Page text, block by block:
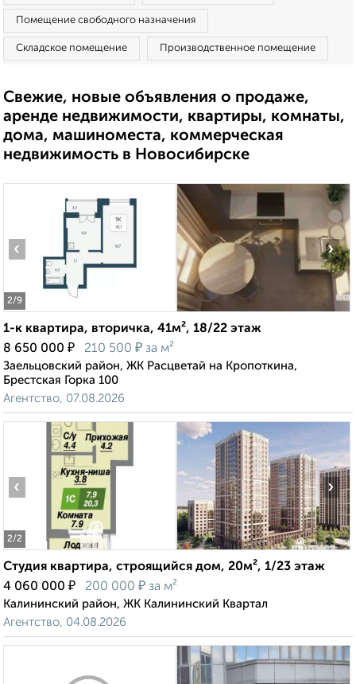
Помещение свободного назначения
Складское помещение Производственное помещение
Свежие, новые объявления о продаже,
аренде недвижимости, квартиры, комнаты,
дома, машиноместа, коммерческая
недвижимость в Новосибирске
2/9
‹ ›
1-к квартира, вторичка, 41м², 18/22 этаж
8 650 000 ₽ 210 500 ₽ за м²
Заельцовский район, ЖК Расцветай на Кропоткина,
Брестская Горка 100
Агентство, 07.08.2026
2/2
‹ ›
Студия квартира, строящийся дом, 20м², 1/23 этаж
4 060 000 ₽ 200 000 ₽ за м²
Калининский район, ЖК Калининский Квартал
Агентство, 04.08.2026